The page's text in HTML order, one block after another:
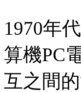
1970年
算機PC
互之間